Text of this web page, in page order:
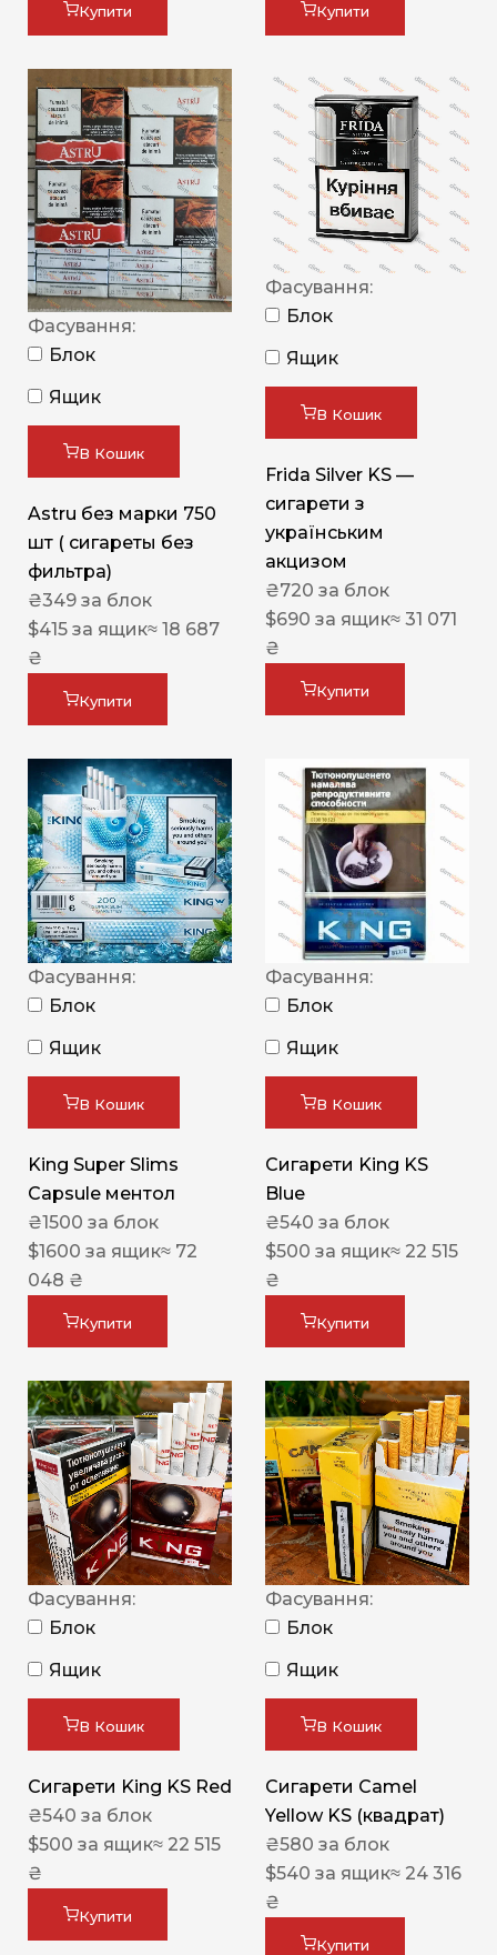
Купити Купити
Фасування:
Блок
Ящик
В Кошик
Astru без марки 750
шт ( сигареты без
фильтра)
₴349 за блок
$415 за ящик≈ 18 687
₴
Купити
Фасування:
Блок
Ящик
В Кошик
Frida Silver KS —
сигарети з
українським
акцизом
₴720 за блок
$690 за ящик≈ 31 071
₴
Купити
Фасування:
Блок
Ящик
В Кошик
King Super Slims
Capsule ментол
₴1500 за блок
$1600 за ящик≈ 72
048 ₴
Купити
Фасування:
Блок
Ящик
В Кошик
Сигарети King KS
Blue
₴540 за блок
$500 за ящик≈ 22 515
₴
Купити
Фасування:
Блок
Ящик
В Кошик
Сигарети King KS Red
₴540 за блок
$500 за ящик≈ 22 515
₴
Купити
Фасування:
Блок
Ящик
В Кошик
Сигарети Camel
Yellow KS (квадрат)
₴580 за блок
$540 за ящик≈ 24 316
₴
Купити